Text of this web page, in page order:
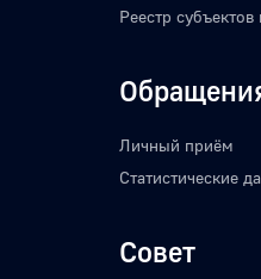
Реестр
Личный приём
Статистические
Совет